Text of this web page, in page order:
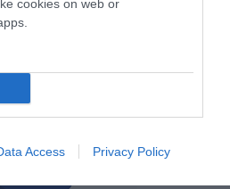
cookies on web or
Access Privacy Policy